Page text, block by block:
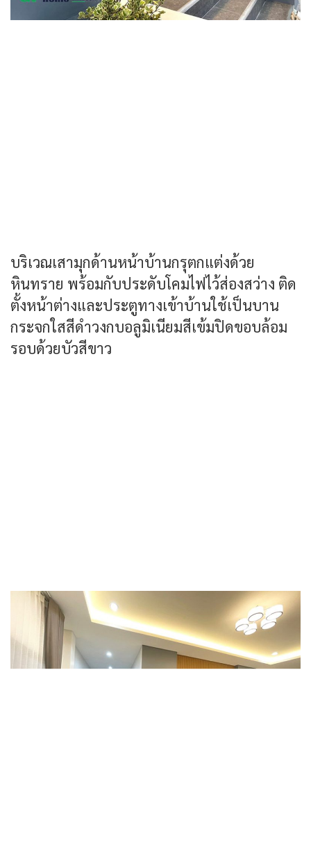
บริเวณเสามุกด้านหน้าบ้านกรุตกแต่งด้วย
หินทราย พร้อมกับประดับโคมไฟไว้ส่องสว่าง ติด
ตั้งหน้าต่างและประตูทางเข้าบ้านใช้เป็นบาน
กระจกใสสีดำวงกบอลูมิเนียมสีเข้มปิดขอบล้อม
รอบด้วยบัวสีขาว